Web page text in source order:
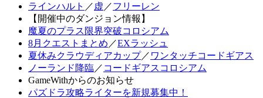
ラインハルト ／ 虚 ／フリーレン
【開催中のダンジョン情報】
魔夏のプラス限界突破コロシアム
8月クエストまとめ ／EXラッシュ
夏休みクラウディアカップ／ ワンタッチコードギアス
ノーランド降臨／ コードギアスコロシアム
GameWithからのお知らせ
パズドラ攻略ライターを新規募集中！